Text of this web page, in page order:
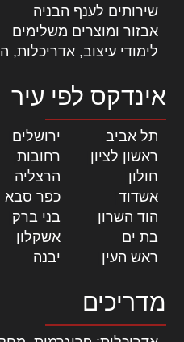
שירותים לענף הבניה
אבזור ומוצרים משלימים
לימודי עיצוב, אדריכלות,
אינדקס לפי עיר
תל אביב ירושלים
ראשון לציון
רחובות
חולון
הרצליה
אשדוד
כפר סבא
הוד השרון
בני ברק
בת ים
אשקלון
ראש העין
יבנה
מדריכים